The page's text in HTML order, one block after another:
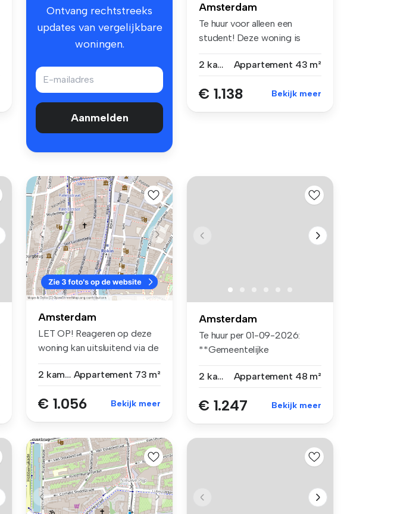
Ontvang rechtstreeks
updates van vergelijkbare
woningen.
Aanmelden
Amsterdam
Te huur voor alleen een
student! Deze woning is
2 kamers
Appartement 43 m²
€ 1.138 Bekijk meer
Amsterdam
LET OP! Reageren op deze
woning kan uitsluitend via de
2 kamers Appartement 73 m²
€ 1.056 Bekijk meer
Amsterdam
Te huur per 01-09-2026:
**Gemeentelijke
2 kamers
Appartement 48 m²
€ 1.247 Bekijk meer